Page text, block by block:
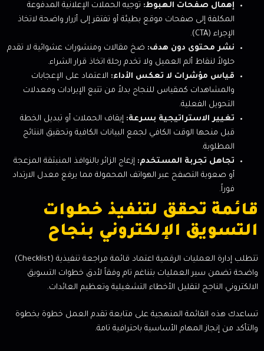
إهمال صفحات الهبوط: توجيه الحملات الإعلانية المدفوعة
المكلفة إلى صفحات موقع بطيئة أو تفتقر إلى أزرار واضحة لاتخاذ
الإجراء (CTA).
نشر محتوى دون هدف: ضخ مقالات ومنشورات عشوائية لا تقدم
حلولاً لنقاط ألم العميل ولا تخدم رحلة اتخاذ قرار الشراء.
قياس مؤشرات لا تعكس الأداء: الاعتماد على الإعجابات
والمشاهدات كمقياس للنجاح بدلاً من تتبع الإيرادات ومعدلات
التحويل الفعلية.
تغيير الاستراتيجية بسرعة: إيقاف الحملات أو تبديل الخطة
قبل منحها الوقت الكافي لجمع البيانات الكافية وتحقيق النتائج
المطلوبة.
تجاهل تجربة المستخدم: إزعاج الزائر بالنوافذ المنبثقة المزعجة
أو صعوبة التصفح عبر الهواتف المحمولة مما يرفع معدل الارتداد
فوراً.
قائمة تحقق لتنفيذ خطوات
التسويق الإلكتروني بنجاح
تتطلب إدارة العمليات الرقمية اعتماد قائمة مراجعة تنفيذية (Checklist)
واضحة تضمن سير العمليات بتناغم تام وفقاً لأدق خطوات التسويق
الالكتروني الناجح لتقليل الأخطاء التشغيلية وتعظيم العائدات.
تساعدك هذه القائمة المنهجية على متابعة تقدم العمل خطوة بخطوة
والتأكد من إنجاز المهام الأساسية باحترافية تامة.